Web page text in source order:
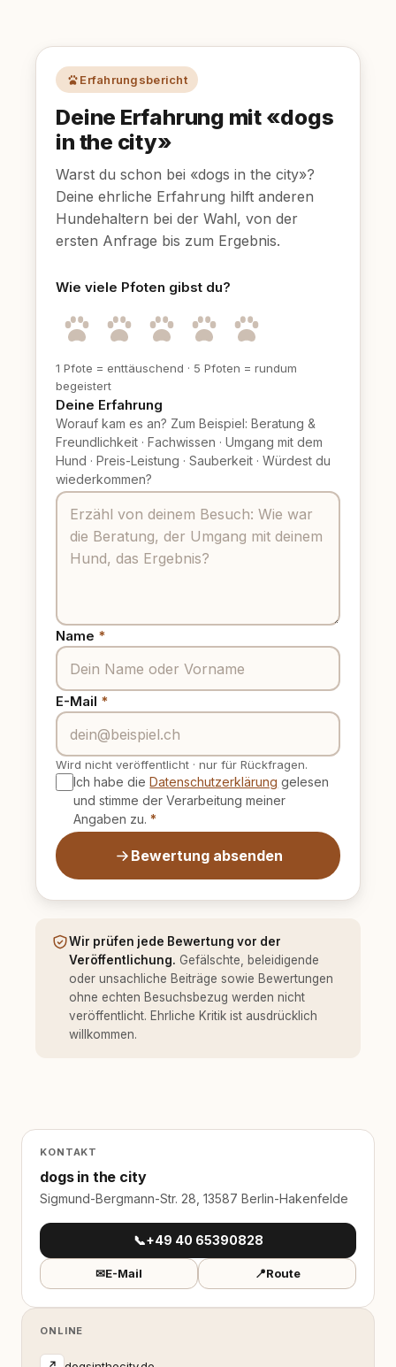
Erfahrungsbericht
Deine Erfahrung mit «dogs
in the city»
Warst du schon bei «dogs in the city»?
Deine ehrliche Erfahrung hilft anderen
Hundehaltern bei der Wahl, von der
ersten Anfrage bis zum Ergebnis.
Wie viele Pfoten gibst du?
1 Pfote = enttäuschend · 5 Pfoten = rundum
begeistert
Deine Erfahrung
Worauf kam es an? Zum Beispiel: Beratung &
Freundlichkeit · Fachwissen · Umgang mit dem
Hund · Preis-Leistung · Sauberkeit · Würdest du
wiederkommen?
Name *
E-Mail *
Wird nicht veröffentlicht · nur für Rückfragen.
Ich habe dieDatenschutzerklärung gelesen
und stimme der Verarbeitung meiner
Angaben zu. *
Bewertung absenden
Wir prüfen jede Bewertung vor der
Veröffentlichung. Gefälschte, beleidigende
oder unsachliche Beiträge sowie Bewertungen
ohne echten Besuchsbezug werden nicht
veröffentlicht. Ehrliche Kritik ist ausdrücklich
willkommen.
KONTAKT
dogs in the city
Sigmund-Bergmann-Str. 28, 13587 Berlin-Hakenfelde
📞+49 40 65390828
✉E-Mail 📍Route
ONLINE